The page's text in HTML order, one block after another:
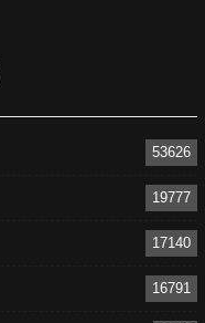
53626
19777
17140
16791